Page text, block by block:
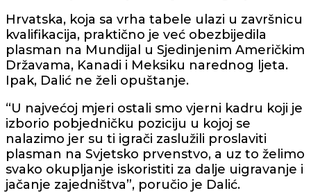
Hrvatska, koja sa vrha tabele ulazi u završnicu
kvalifikacija, praktično je već obezbijedila
plasman na Mundijal u Sjedinjenim Američkim
Državama, Kanadi i Meksiku narednog ljeta.
Ipak, Dalić ne želi opuštanje.
“U najvećoj mjeri ostali smo vjerni kadru koji je
izborio pobjedničku poziciju u kojoj se
nalazimo jer su ti igrači zaslužili proslaviti
plasman na Svjetsko prvenstvo, a uz to želimo
svako okupljanje iskoristiti za dalje uigravanje i
jačanje zajedništva”, poručio je Dalić.